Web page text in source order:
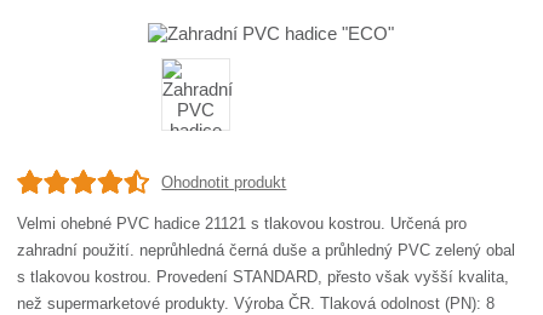
Ohodnotit produkt
Velmi ohebné PVC hadice 21121 s tlakovou kostrou. Určená pro
zahradní použití. neprůhledná černá duše a průhledný PVC zelený obal
s tlakovou kostrou. Provedení STANDARD, přesto však vyšší kvalita,
než supermarketové produkty. Výroba ČR. Tlaková odolnost (PN): 8